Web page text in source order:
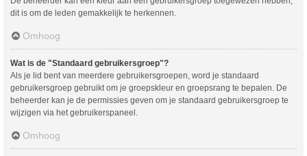
dit is om de leden gemakkelijk te herkennen.
Omhoog
Wat is de "Standaard gebruikersgroep"?
Als je lid bent van meerdere gebruikersgroepen, word je standaard
gebruikersgroep gebruikt om je groepskleur en groepsrang te bepalen. De
beheerder kan je de permissies geven om je standaard gebruikersgroep te
wijzigen via het gebruikerspaneel.
Omhoog